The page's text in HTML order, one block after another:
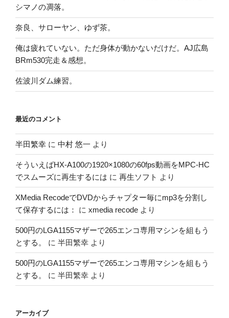
シマノの凋落。
奈良、サローヤン、ゆず茶。
俺は疲れていない。ただ身体が動かないだけだ。AJ広島
BRm530完走＆感想。
佐波川ダム練習。
最近のコメント
半田繁幸 に 中村 悠一 より
そういえばHX-A100の1920×1080の60fps動画をMPC-HC
でスムーズに再生するには に 再生ソフト より
XMedia RecodeでDVDからチャプター毎にmp3を分割し
て保存するには：
に xmedia recode より
500円のLGA1155マザーで265エンコ専用マシンを組もう
とする。
に 半田繁幸 より
500円のLGA1155マザーで265エンコ専用マシンを組もう
とする。
に 半田繁幸 より
アーカイブ